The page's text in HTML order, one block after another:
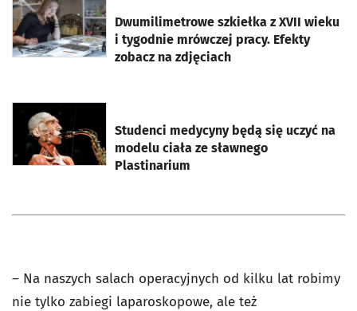
Dwumilimetrowe szkiełka z XVII wieku
i tygodnie mrówczej pracy. Efekty
zobacz na zdjęciach
otworzy się w nowej karcie
Studenci medycyny będą się uczyć na
modelu ciała ze sławnego
Plastinarium
otworzy się w nowej karcie
– Na naszych salach operacyjnych od kilku lat robimy
nie tylko zabiegi laparoskopowe, ale też